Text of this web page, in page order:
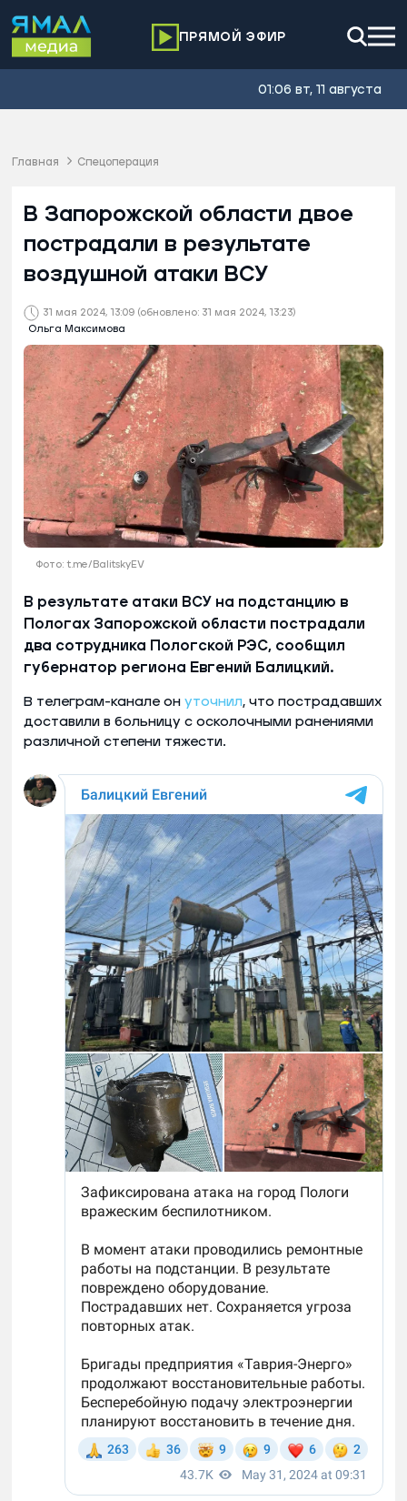
ПРЯМОЙ ЭФИР
01:06 вт, 11 августа
Главная Спецоперация
31 мая 2024, 13:09 (обновлено: 31 мая 2024, 13:23)
Ольга Максимова
В Запорожской области двое
пострадали в результате
воздушной атаки ВСУ
Фото: t.me/BalitskyEV
В результате атаки ВСУ на подстанцию в
Пологах Запорожской области пострадали
два сотрудника Пологской РЭС, сообщил
губернатор региона Евгений Балицкий.
В телеграм-канале он уточнил, что пострадавших
доставили в больницу с осколочными ранениями
различной степени тяжести.